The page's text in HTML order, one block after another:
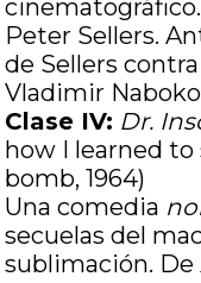
Peter Sellers.
de Sellers
Vladimir
Clase IV: Dr.
how I learned
bomb, 1964)
Una comedia
secuelas del
sublimación. De